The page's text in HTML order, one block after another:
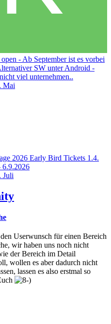
- Ab September ist es vorbei
SW unter Android -
viel unternehmen..
Mai
2026 Early Bird Tickets 1.4.
6.9.2026
Juli
Userwunsch für einen Bereich
wir haben uns noch nicht
der Bereich im Detail
wollen es aber dadurch nicht
lassen es also erstmal so